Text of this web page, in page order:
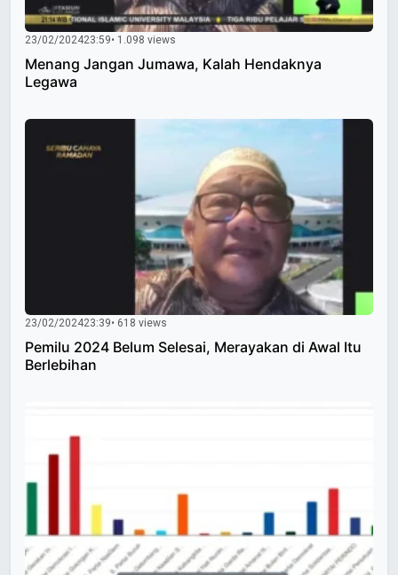
23/02/202423:59• 1.098 views
Menang Jangan Jumawa, Kalah Hendaknya
Legawa
23/02/202423:39• 618 views
Pemilu 2024 Belum Selesai, Merayakan di Awal Itu
Berlebihan